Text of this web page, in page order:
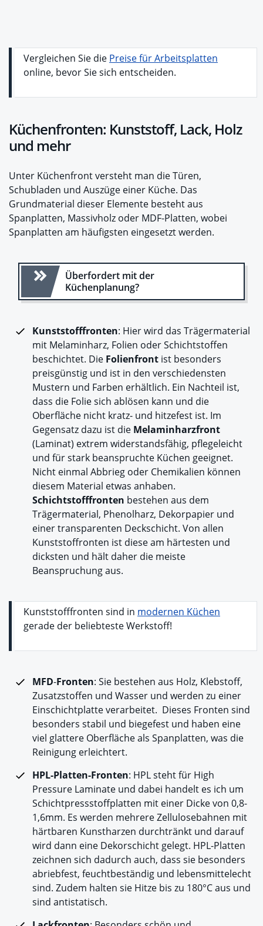
Vergleichen Sie die Preise für Arbeitsplatten
online, bevor Sie sich entscheiden.
Küchenfronten: Kunststoff, Lack, Holz
und mehr
Unter Küchenfront versteht man die Türen,
Schubladen und Auszüge einer Küche. Das
Grundmaterial dieser Elemente besteht aus
Spanplatten, Massivholz oder MDF-Platten, wobei
Spanplatten am häufigsten eingesetzt werden.
Überfordert mit der
Küchenplanung?
Kunststofffronten: Hier wird das Trägermaterial
mit Melaminharz, Folien oder Schichtstoffen
beschichtet. Die Folienfront ist besonders
preisgünstig und ist in den verschiedensten
Mustern und Farben erhältlich. Ein Nachteil ist,
dass die Folie sich ablösen kann und die
Oberfläche nicht kratz- und hitzefest ist. Im
Gegensatz dazu ist die Melaminharzfront
(Laminat) extrem widerstandsfähig, pflegeleicht
und für stark beanspruchte Küchen geeignet.
Nicht einmal Abbrieg oder Chemikalien können
diesem Material etwas anhaben.
Schichtstofffronten bestehen aus dem
Trägermaterial, Phenolharz, Dekorpapier und
einer transparenten Deckschicht. Von allen
Kunststoffronten ist diese am härtesten und
dicksten und hält daher die meiste
Beanspruchung aus.
Kunststofffronten sind in modernen Küchen
gerade der beliebteste Werkstoff!
MFD-Fronten: Sie bestehen aus Holz, Klebstoff,
Zusatzstoffen und Wasser und werden zu einer
Einschichtplatte verarbeitet. Dieses Fronten sind
besonders stabil und biegefest und haben eine
viel glattere Oberfläche als Spanplatten, was die
Reinigung erleichtert.
HPL-Platten-Fronten: HPL steht für High
Pressure Laminate und dabei handelt es ich um
Schichtpressstoffplatten mit einer Dicke von 0,8-
1,6mm. Es werden mehrere Zellulosebahnen mit
härtbaren Kunstharzen durchtränkt und darauf
wird dann eine Dekorschicht gelegt. HPL-Platten
zeichnen sich dadurch auch, dass sie besonders
abriebfest, feuchtbeständig und lebensmittelecht
sind. Zudem halten sie Hitze bis zu 180°C aus und
sind antistatisch.